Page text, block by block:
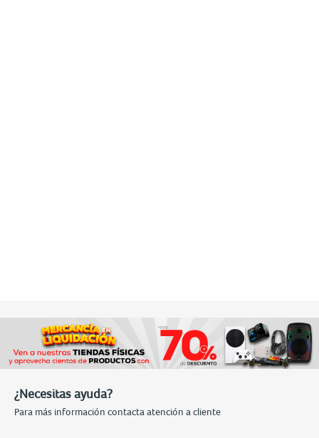
¿Necesitas ayuda?
Para más información contacta atención a cliente